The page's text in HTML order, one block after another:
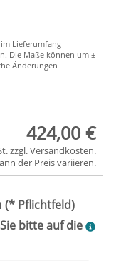
424,00 €
zzgl.Versandkosten.
der Preis variieren.